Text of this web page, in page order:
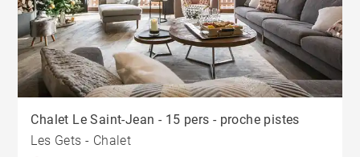
Chalet Le Saint-Jean - 15 pers - proche pistes
Les Gets - Chalet